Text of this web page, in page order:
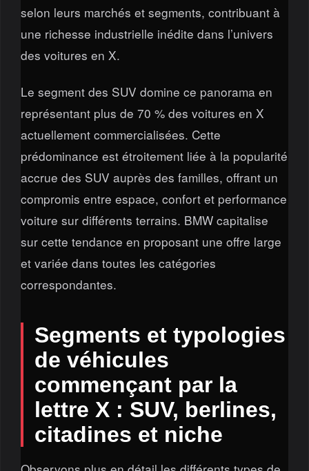
selon leurs marchés et segments, contribuant à
une richesse industrielle inédite dans l’univers
des voitures en X.
Le segment des SUV domine ce panorama en
représentant plus de 70 % des voitures en X
actuellement commercialisées. Cette
prédominance est étroitement liée à la popularité
accrue des SUV auprès des familles, offrant un
compromis entre espace, confort et performance
voiture sur différents terrains. BMW capitalise
sur cette tendance en proposant une offre large
et variée dans toutes les catégories
correspondantes.
Segments et typologies
de véhicules
commençant par la
lettre X : SUV, berlines,
citadines et niche